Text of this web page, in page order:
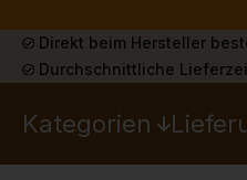
Direkt beim Hersteller
Durchschnittliche
Kategorien